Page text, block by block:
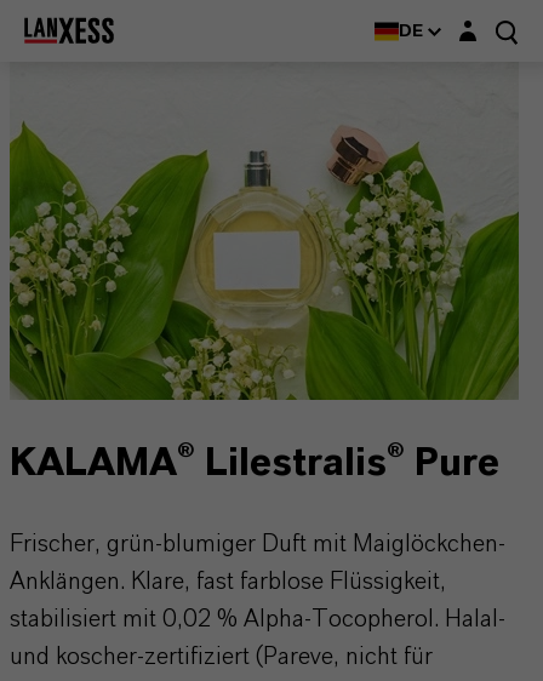
DE Login-Maske
KALAMA® Lilestralis® Pure
Frischer, grün-blumiger Duft mit Maiglöckchen-
Anklängen. Klare, fast farblose Flüssigkeit,
stabilisiert mit 0,02 % Alpha-Tocopherol. Halal-
und koscher-zertifiziert (Pareve, nicht für